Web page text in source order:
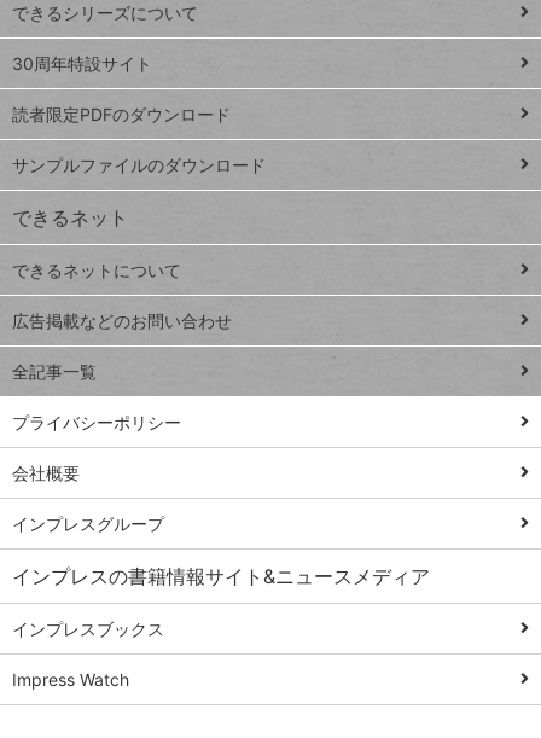
Google
スプレ
ッドシ
ート
iPhone
VLOOKUP
close
閉じ
る
ト
ッ
プ
ペ
ジ
連載
Excel Q&A
トイアンナ流仕
事術
PowerAutomate
ではじめる業務
の完全自動化
AI議事録作成術
Windows 11
Q&A
Teams踏み込み
活用術
Excel講師の仕事
術
できるシリーズについて
30周年特設サイト
読者限定PDFのダウンロード
サンプルファイルのダウンロード
できるネット
できるネットについて
広告掲載などのお問い合わせ
全記事一覧
プライバシーポリシー
会社概要
インプレスグループ
インプレスの書籍情報サイト&ニュースメディア
インプレスブックス
Impress Watch